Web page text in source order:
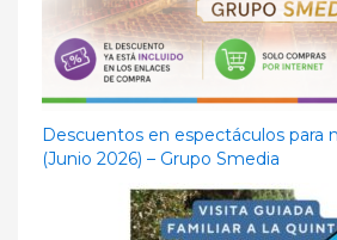
Descuentos en espectáculos para
(Junio 2026) – Grupo Smedia